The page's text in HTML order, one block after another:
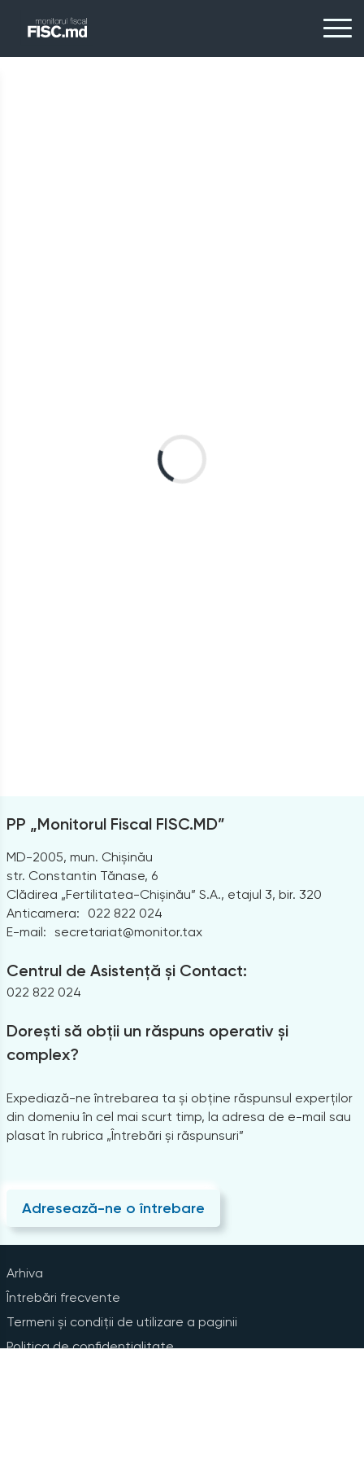
PP „Monitorul Fiscal FISC.MD”
MD-2005, mun. Chișinău
str. Constantin Tănase, 6
Clădirea „Fertilitatea-Chișinău” S.A., etajul 3, bir. 320
Anticamera:
022 822 024
E-mail: secretariat@monitor.tax
Centrul de Asistență și Contact:
022 822 024
Dorești să obții un răspuns operativ și
complex?
Expediază-ne întrebarea ta și obține răspunsul experților
din domeniu în cel mai scurt timp, la adresa de e-mail sau
plasat în rubrica „Întrebări și răspunsuri”
Adresează-ne o întrebare
Arhiva
Întrebări frecvente
Termeni și condiții de utilizare a paginii
Politica de confidențialitate